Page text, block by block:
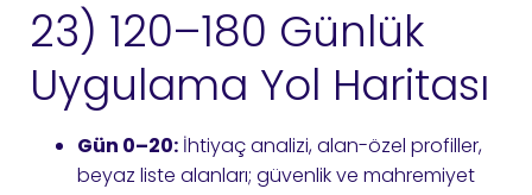
23) 120–180 Günlük
Uygulama Yol Haritası
Gün 0–20: İhtiyaç analizi, alan-özel profiller,
beyaz liste alanları; güvenlik ve mahremiyet